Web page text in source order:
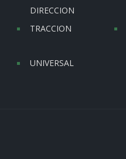
DIRECCION
TRACCION
UNIVERSAL